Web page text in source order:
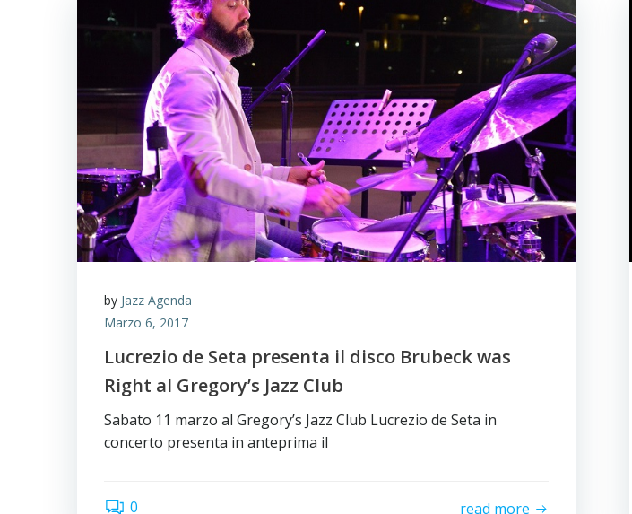
by Jazz Agenda
Marzo 6, 2017
Lucrezio de Seta presenta il disco Brubeck was
Right al Gregory’s Jazz Club
Sabato 11 marzo al Gregory’s Jazz Club Lucrezio de Seta in
concerto presenta in anteprima il
0 read more